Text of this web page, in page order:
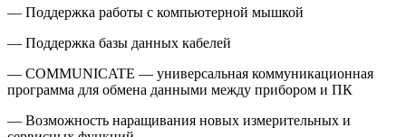
— Поддержка работы с компьютерной мышкой
— Поддержка базы данных кабелей
— COMMUNICATE — универсальная коммуникационная
программа для обмена данными между прибором и ПК
— Возможность наращивания новых измерительных и